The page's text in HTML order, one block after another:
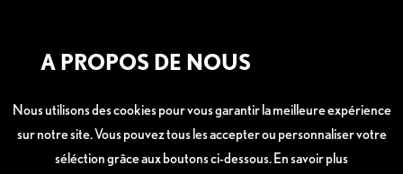
A PROPOS DE NOUS
Mentions légales
Nous utilisons des cookies pour vous garantir la meilleure expérience
sur notre site. Vous pouvez tous les accepter ou personnaliser votre
séléction grâce aux boutons ci-dessous.En savoir plus